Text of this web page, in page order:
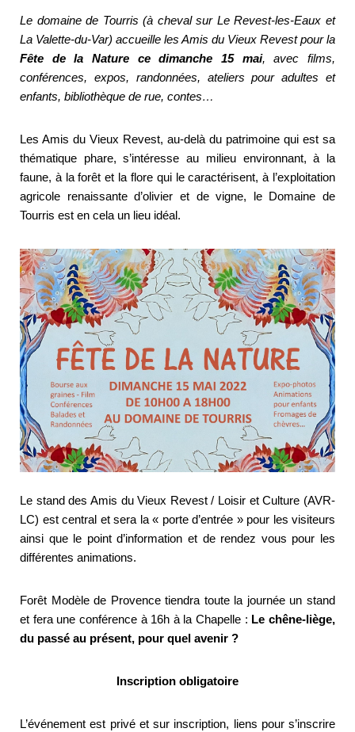
Le domaine de Tourris (à cheval sur Le Revest-les-Eaux et
La Valette-du-Var) accueille les Amis du Vieux Revest pour la
Fête de la Nature ce dimanche 15 mai, avec films,
conférences, expos, randonnées, ateliers pour adultes et
enfants, bibliothèque de rue, contes…
Les Amis du Vieux Revest, au-delà du patrimoine qui est sa
thématique phare, s’intéresse au milieu environnant, à la
faune, à la forêt et la flore qui le caractérisent, à l’exploitation
agricole renaissante d’olivier et de vigne, le Domaine de
Tourris est en cela un lieu idéal.
Le stand des Amis du Vieux Revest / Loisir et Culture (AVR-
LC) est central et sera la « porte d’entrée » pour les visiteurs
ainsi que le point d’information et de rendez vous pour les
différentes animations.
Forêt Modèle de Provence tiendra toute la journée un stand
et fera une conférence à 16h à la Chapelle : Le chêne-liège,
du passé au présent, pour quel avenir ?
Inscription obligatoire
L’événement est privé et sur inscription, liens pour s’inscrire